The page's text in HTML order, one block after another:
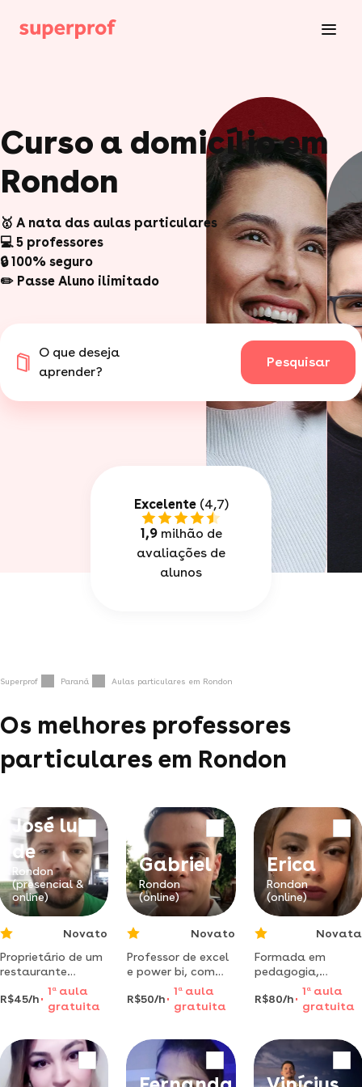
Curso a domicílio em
Rondon
🥇 A nata das aulas particulares
💻 5 professores
🔒 100% seguro
✏️ Passe Aluno ilimitado
O que deseja
aprender?
Pesquisar
Excelente(4,7)
1,9milhão de
avaliações de
alunos
Superprof Paraná Aulas particulares em Rondon
Os melhores professores
particulares em Rondon
José luiz
de
Rondon
(presencial &
online)
Novato
Proprietário de um
restaurante
delivery durante 4
anos, tenho
grande experiência
praticidade,
trazendo receitas
incríveis com
R$45/h
1 aaula
gratuita
Gabriel
Rondon
(online)
Novato
Professor de excel
e power bi, com
aulas práticas e
personalizadas,
focadas em
relatórios e uso
real no dia a dia.
R$50/h
1 a aula
gratuita
Erica
Rondon
(online)
Novata
Formada em
pedagogia,
especialista em
psicopedagogia
institucional e
hospitalar, artes
visuais e cursando
R$80/h
1 aaula
gratuita